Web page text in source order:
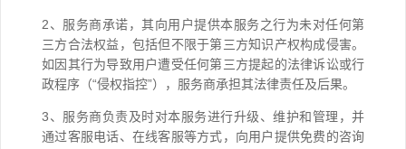
2、服务商承诺，其向用户提供本服务之行为未对任何第
三方合法权益，包括但不限于第三方知识产权构成侵害。
如因其行为导致用户遭受任何第三方提起的法律诉讼或行
政程序（“侵权指控”），服务商承担其法律责任及后果。
3、服务商负责及时对本服务进行升级、维护和管理，并
通过客服电话、在线客服等方式，向用户提供免费的咨询